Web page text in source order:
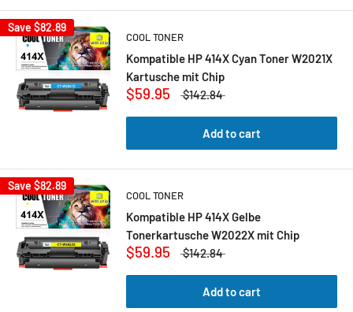
Save $82.89
COOL TONER
Kompatible HP 414X Cyan Toner W2021X
Kartusche mit Chip
$59.95 $142.84
Add to cart
Save $82.89
COOL TONER
Kompatible HP 414X Gelbe
Tonerkartusche W2022X mit Chip
$59.95 $142.84
Add to cart